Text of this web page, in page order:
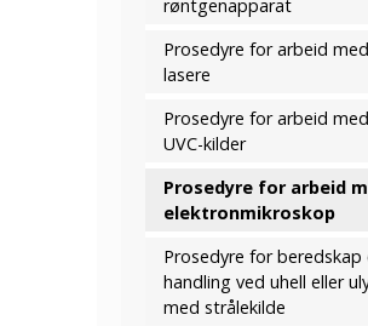
røntgenapparat
Prosedyre for arbeid med
lasere
Prosedyre for arbeid med
UVC-kilder
Prosedyre for arbeid
elektronmikroskop
Prosedyre for beredskap
handling ved uhell eller
med strålekilde